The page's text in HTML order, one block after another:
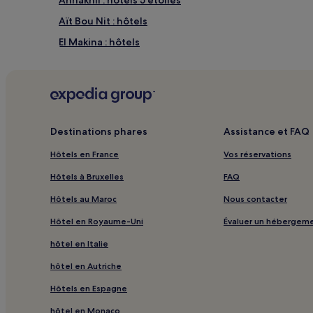
changer.
Des
conditions
supplémentaires
Aït Bou Nit : hôtels
El Makina : hôtels
Ghmate : hôtels
Club de golf PalmGolf Marrakech : hôtels à proximité
Tassoultante : hôtels 2 étoiles
Tassoultante : hôtels 4 étoiles
Tassoultante : hôtels Hôtels d’affaires
Destinations phares
Hôtels en France
Hôtels à Bruxelles
Hôtels au Maroc
Hôtel en Royaume-Uni
hôtel en Italie
hôtel en Autriche
Hôtels en Espagne
hôtel en Monaco
Assistance et FAQ
Vos réservations
FAQ
Nous contacter
Évaluer un